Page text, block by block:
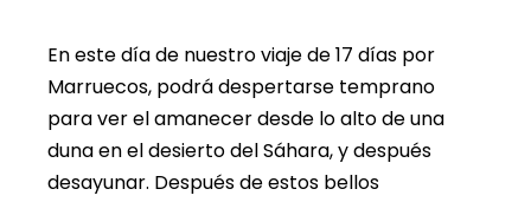
En este día de nuestro viaje de 17 días por
Marruecos, podrá despertarse temprano
para ver el amanecer desde lo alto de una
duna en el desierto del Sáhara, y después
desayunar. Después de estos bellos